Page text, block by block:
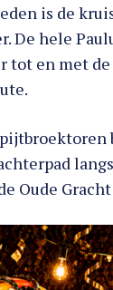
is de
De hele
tot en met
Oude